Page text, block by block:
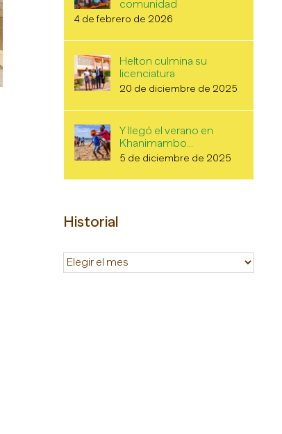
comunidad
4 de febrero de 2026
Helton culmina su
licenciatura
20 de diciembre de 2025
Y llegó el verano en
Khanimambo…
5 de diciembre de 2025
Historial
Historial